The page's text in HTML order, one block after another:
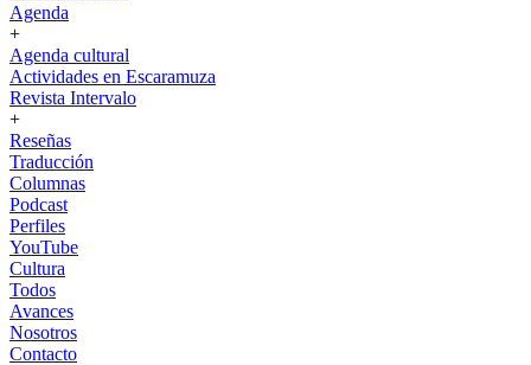
Agenda
+
Agenda cultural
Actividades en Escaramuza
Revista Intervalo
+
Reseñas
Traducción
Columnas
Podcast
Perfiles
YouTube
Cultura
Todos
Avances
Nosotros
Contacto